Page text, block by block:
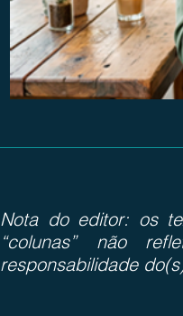
Nota do editor: os
“colunas” não
responsabilidade